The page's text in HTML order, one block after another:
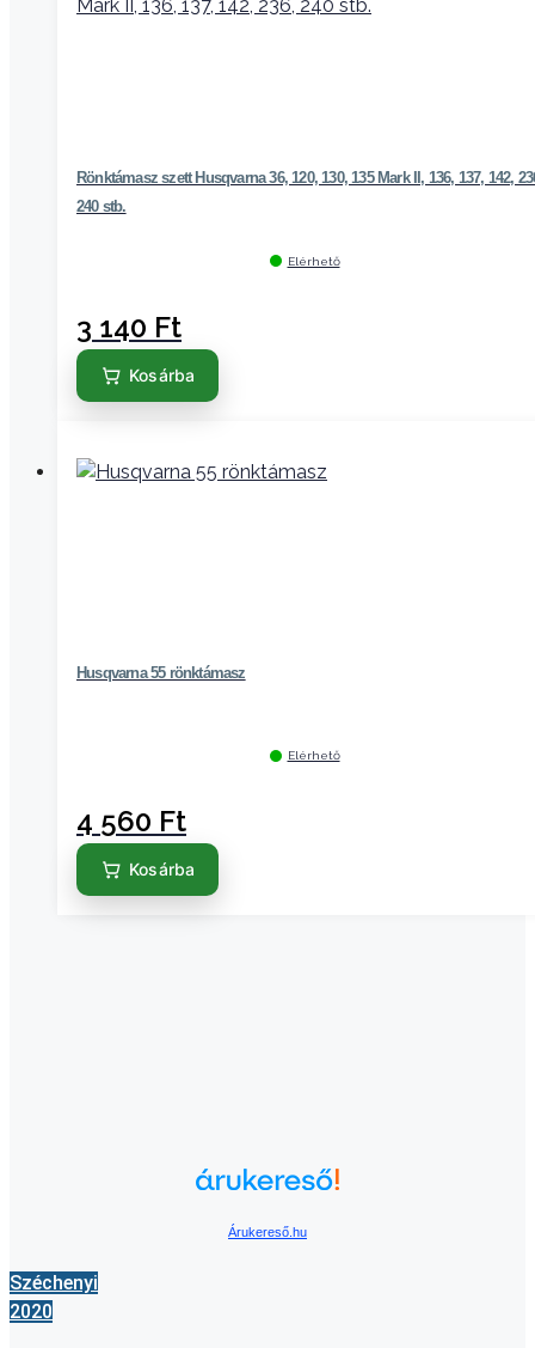
Rönktámasz szett Husqvarna 36, 120, 130, 135 Mark II, 136, 137, 142,
240 stb.
Elérhető
3 140 Ft
Kosárba
Husqvarna 55 rönktámasz
Elérhető
4 560 Ft
Kosárba
Árukereső.hu
Széchenyi
2020